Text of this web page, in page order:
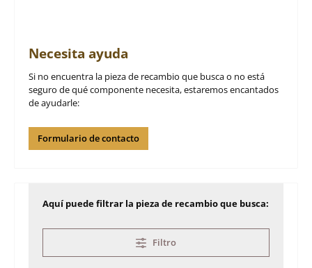
Necesita ayuda
Si no encuentra la pieza de recambio que busca o no está
seguro de qué componente necesita, estaremos encantados
de ayudarle:
Formulario de contacto
Aquí puede filtrar la pieza de recambio que busca:
Filtro